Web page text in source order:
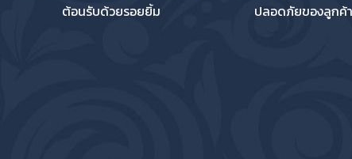
ต้อนรับด้วยรอยยิ้ม
ปลอดภัยของลูกค้